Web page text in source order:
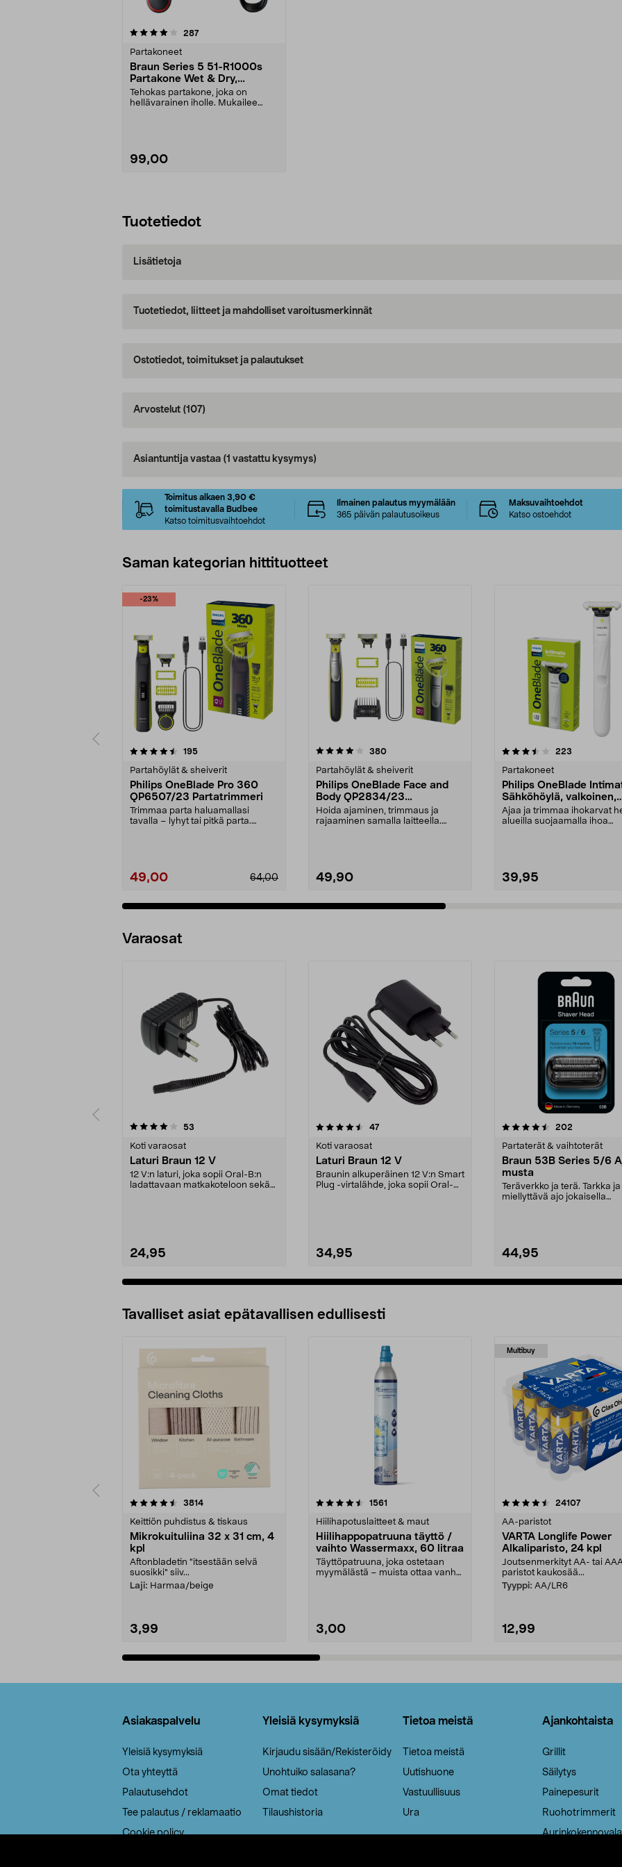
287arvostelut
Partakoneet
Braun Series 5 51-R1000s
Partakone Wet & Dry,
punainen
Tehokas partakone, joka on
hellävarainen iholle. Mukailee
99,00
Tuotetiedot
Lisätietoja
Tuotetiedot, liitteet ja mahdolliset varoitusmerkinnät
Ostotiedot, toimitukset ja palautukset
Arvostelut (107)
Asiantuntija vastaa (1 vastattu kysymys)
Toimitus alkaen 3,90 €
toimitustavalla Budbee
Katso toimitusvaihtoehdot
Ilmainen palautus myymälään
365 päivän palautusoikeus
Maksuvaihtoehdot
Katso ostoehdot
Saman kategorian hittituotteet
-23%
195arvostelut
Partahöylät & sheiverit
Philips OneBlade Pro 360
QP6507/23 Partatrimmeri
Trimmaa parta haluamallasi
tavalla – lyhyt tai pitkä parta.
49,00 64,00
4.0 viidestä
380arvostelut
Partahöylät & sheiverit
Philips OneBlade Face and
Body QP2834/23
Sähkökäyttöinen partahöylä
Hoida ajaminen, trimmaus ja
rajaaminen samalla laitteella.
49,90
3.5 viidestä
223
Partakoneet
Philips OneBlade
Sähköhöylä, valkoinen,
QP1924/22
Ajaa ja trimmaa ihokarvat
alueilla suojaamalla ihoa
39,95
4.5 viidestä
Varaosat
53
Koti varaosat
Laturi Braun 12 V
12 V:n laturi, joka sopii Oral-B:n
ladattavaan matkakoteloon sekä
24,95
4.5viidestä
47arvostelut
Koti varaosat
Laturi Braun 12 V
Braunin alkuperäinen 12 V:n Smart
Plug -virtalähde, joka sopii Oral-
34,95
4.5viidestä
202
Partaterät & vaihtoterät
Braun 53B Series 5/6
musta
Teräverkko ja terä. Tarkka ja
miellyttävä ajo jokaisella
44,95
4.5viidestä
Tavalliset asiat epätavallisen edullisesti
3814arvostelut
Keittiön puhdistus & tiskaus
Mikrokuituliina 32 x 31 cm, 4
kpl
Aftonbladetin "itsestään selvä
suosikki" siiv...
Laji: Harmaa/beige
3,99
4.5viidestä
1561
Hiilihapotuslaitteet & maut
Hiilihappopatruuna täyttö /
vaihto Wassermaxx, 60 litraa
Täyttöpatruuna, joka ostetaan
myymälästä – muista ottaa vanha
3,00
Multibuy
4.5viidestä
24107arvostelut
AA-paristot
VARTA Longlife Power
Alkaliparisto, 24 kpl
Joutsenmerkityt AA- tai
paristot kaukosää...
Tyyppi: AA/LR6
12,99
4.5viidestä
Asiakaspalvelu
Yleisiä kysymyksiä
Ota yhteyttä
Palautusehdot
Tee palautus / reklamaatio
Cookie policy
Yleisiä kysymyksiä
Kirjaudu sisään/Rekisteröidy
Unohtuiko salasana?
Omat tiedot
Tilaushistoria
Tietoa meistä
Tietoa meistä
Uutishuone
Vastuullisuus
Ura
Ajankohtaista
Grillit
Säilytys
Painepesurit
Ruohotrimmerit